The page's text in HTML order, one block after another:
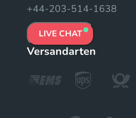
+44-203-514-1638
LIVE CHAT
Versandarten